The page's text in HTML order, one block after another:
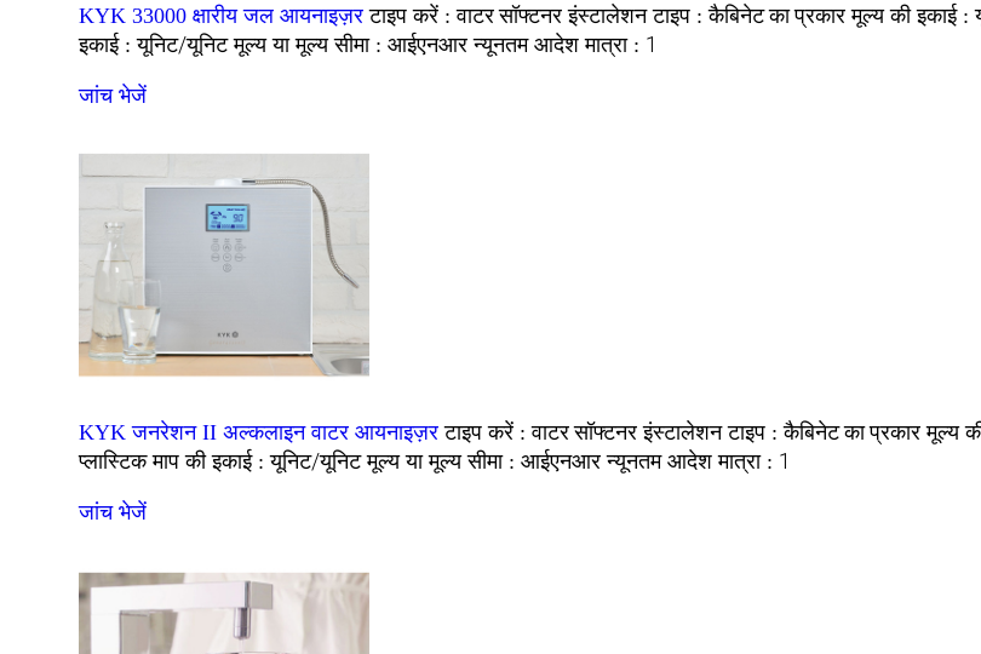
KYK 33000 क्षारीय जल आयनाइज़र टाइप करें :वाटर सॉफ्टनर इंस्टालेशन टाइप :कैबिनेट का प्रकार मूल्य की इकाई :
इकाई :यूनिट/यूनिट मूल्य या मूल्य सीमा : आईएनआर न्यूनतम आदेश मात्रा : 1
जांच भेजें
KYK जनरेशन II अल्कलाइन वाटर आयनाइज़र टाइप करें :वाटर सॉफ्टनर इंस्टालेशन टाइप :कैबिनेट का प्रकार मूल्य
प्लास्टिक माप की इकाई :यूनिट/यूनिट मूल्य या मूल्य सीमा : आईएनआर न्यूनतम आदेश मात्रा : 1
जांच भेजें